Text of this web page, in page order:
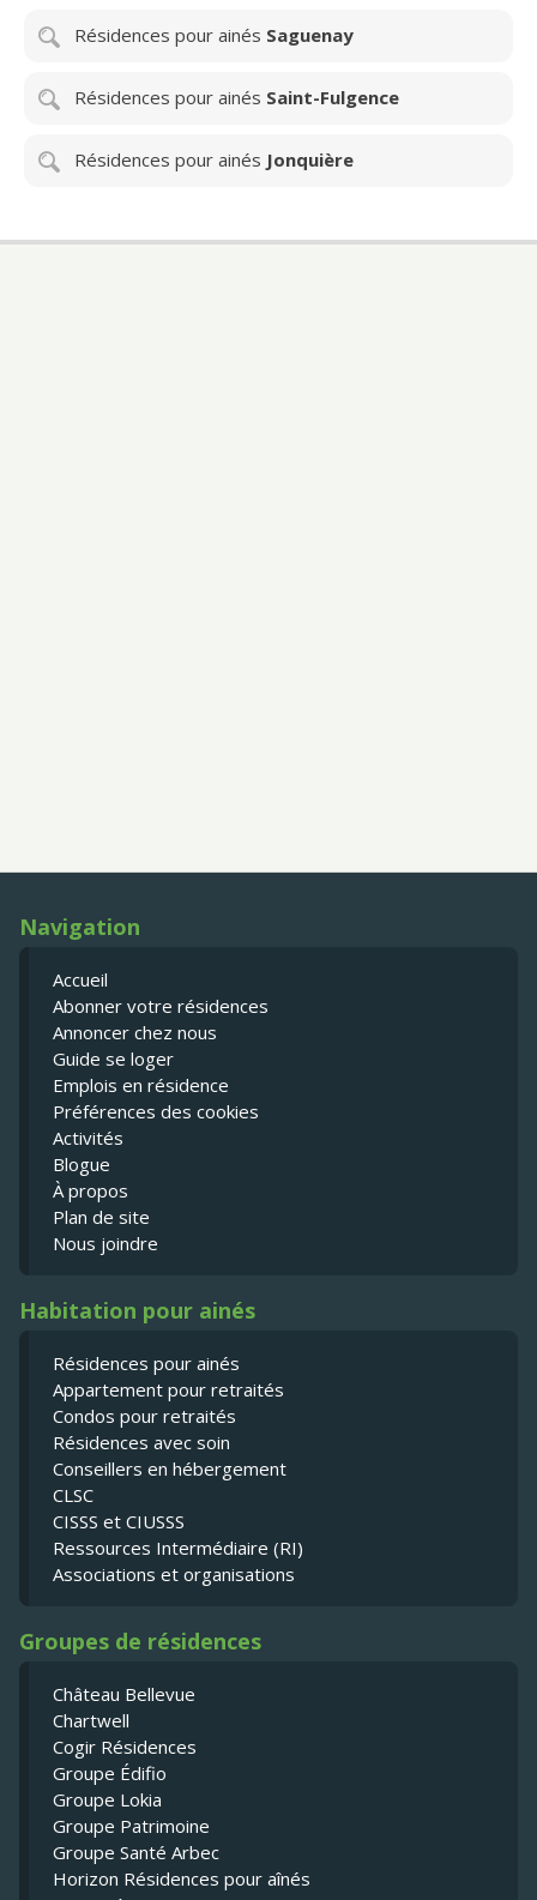
Résidences pour ainés Saguenay
Résidences pour ainés Saint-Fulgence
Résidences pour ainés Jonquière
Navigation
Accueil
Abonner votre résidences
Annoncer chez nous
Guide se loger
Emplois en résidence
Préférences des cookies
Activités
Blogue
À propos
Plan de site
Nous joindre
Habitation pour ainés
Résidences pour ainés
Appartement pour retraités
Condos pour retraités
Résidences avec soin
Conseillers en hébergement
CLSC
CISSS et CIUSSS
Ressources Intermédiaire (RI)
Associations et organisations
Groupes de résidences
Château Bellevue
Chartwell
Cogir Résidences
Groupe Édifio
Groupe Lokia
Groupe Patrimoine
Groupe Santé Arbec
Horizon Résidences pour aînés